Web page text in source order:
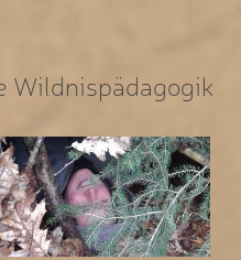
Wildnispädagogik